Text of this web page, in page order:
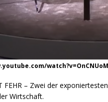
FEHR – Zwei der
Wirtschaft.